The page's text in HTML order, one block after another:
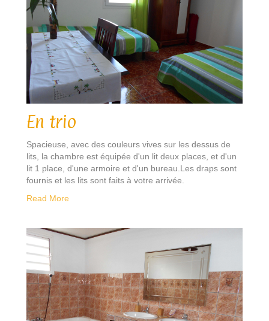
En trio
Spacieuse, avec des couleurs vives sur les dessus de
lits, la chambre est équipée d'un lit deux places, et d'un
lit 1 place, d'une armoire et d'un bureau.Les draps sont
fournis et les lits sont faits à votre arrivée.
Read More